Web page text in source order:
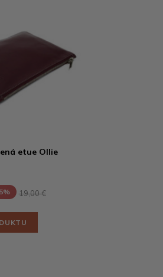
etue Ollie
19,00 €